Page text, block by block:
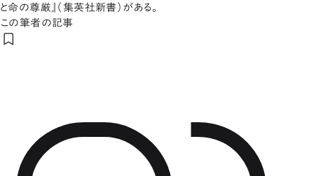
と命の尊厳』（集英社新書）がある。
この筆者の記事